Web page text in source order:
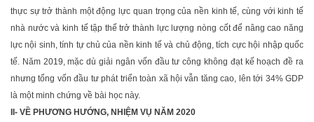
thực sự trở thành một động lực quan trọng của nền kinh tế, cùng với kinh tế
nhà nước và kinh tế tập thể trở thành lực lượng nòng cốt để nâng cao năng
lực nội sinh, tính tự chủ của nền kinh tế và chủ động, tích cực hội nhập quốc
tế. Năm 2019, mặc dù giải ngân vốn đầu tư công không đạt kế hoạch đề ra
nhưng tổng vốn đầu tư phát triển toàn xã hội vẫn tăng cao, lên tới 34% GDP
là một minh chứng về bài học này.
II- VỀ PHƯƠNG HƯỚNG, NHIỆM VỤ NĂM 2020